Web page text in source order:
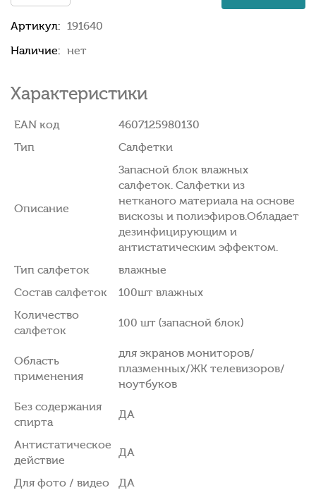
Артикул: 191640
Наличие: нет
Характеристики
EAN код
4607125980130
Тип
Салфетки
Описание
Запасной блок влажных
салфеток. Салфетки из
нетканого материала на основе
вискозы и полиэфиров.Обладает
дезинфицирующим и
антистатическим эффектом.
Тип салфеток
влажные
Состав салфеток
100шт влажных
Количество
салфеток
100 шт (запасной блок)
Область
применения
для экранов мониторов/
плазменных/ЖК телевизоров/
ноутбуков
Без содержания
спирта
ДА
Антистатическое
действие
ДА
Для фото / видео
ДА